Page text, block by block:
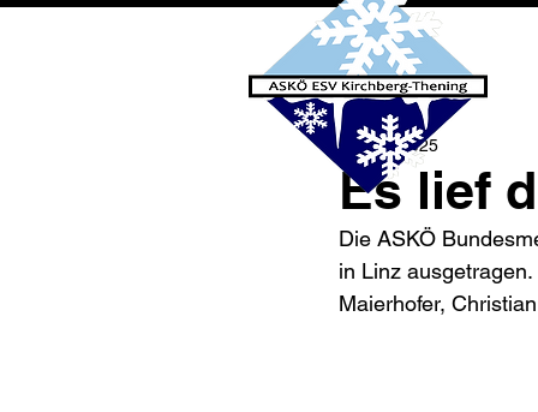
Es lief
13. Apr. 2025
Die ASKÖ
in Linz
Maierhofer,